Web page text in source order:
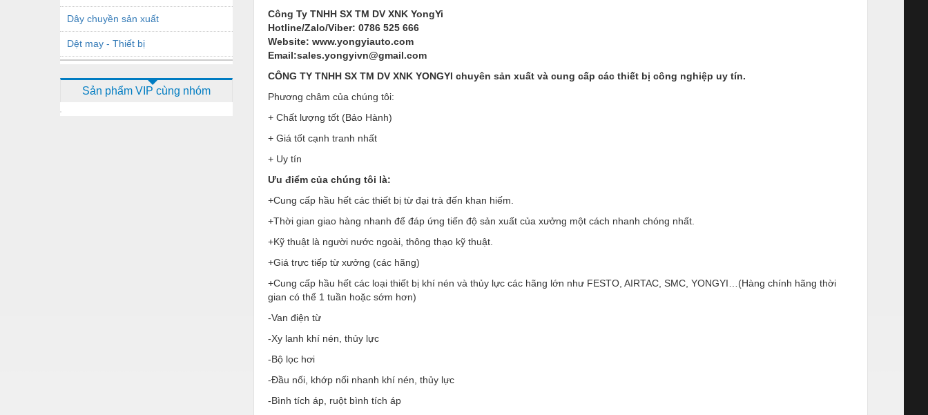
Dây chuyền sản xuất
Dệt may - Thiết bị
Dịch vụ - Thi công
Sản phẩm VIP cùng nhóm
Công Ty TNHH SX TM DV XNK YongYi
Hotline/Zalo/Viber: 0786 525 666
Website: www.yongyiauto.com
Email:sales.yongyivn@gmail.com
CÔNG TY TNHH SX TM DV XNK YONGYI chuyên sản xuất và cung cấp các thiết bị công nghiệp uy tín.
Phương châm của chúng tôi:
+ Chất lượng tốt (Bảo Hành)
+ Giá tốt cạnh tranh nhất
+ Uy tín
Ưu điểm của chúng tôi là:
+Cung cấp hầu hết các thiết bị từ đại trà đến khan hiếm.
+Thời gian giao hàng nhanh để đáp ứng tiến độ sản xuất của xưởng một cách nhanh chóng nhất.
+Kỹ thuật là người nước ngoài, thông thạo kỹ thuật.
+Giá trực tiếp từ xưởng (các hãng)
+Cung cấp hầu hết các loại thiết bị khí nén và thủy lực các hãng lớn như FESTO, AIRTAC, SMC, YONGYI…(Hàng chính hãng thời
gian có thể 1 tuần hoặc sớm hơn)
-Van điện từ
-Xy lanh khí nén, thủy lực
-Bộ lọc hơi
-Đầu nối, khớp nối nhanh khí nén, thủy lực
-Bình tích áp, ruột bình tích áp